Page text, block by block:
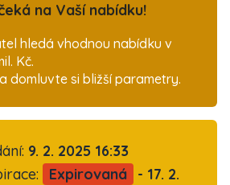
na Vaší nabídku!
hledá vhodnou nabídku v
Kč.
a domluvte si bližší parametry.
9. 2. 2025 16:33
Expirovaná
- 17. 2.